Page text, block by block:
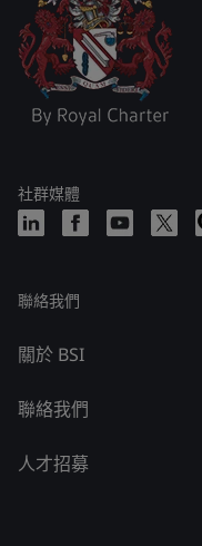
社群媒體
聯絡我們
關於 BSI
聯絡我們
人才招募